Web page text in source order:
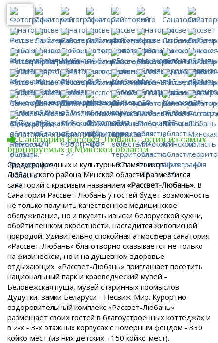
Санаторий Рассвет-Любань - один из самых
бронируемых в Минской области
Среди природных и культурных памятников
Любаньского района Минской области разместился
санаторий с красивым названием «Рассвет-Любань». В
Санатории Рассвет-Любань у гостей будет возможность
не только получить качественное медицинское
обслуживание, но и вкусить изыски белорусской кухни,
обойти пешком окрестности, насладится живописной
природой. Удивительно спокойная атмосфера санатория
«Рассвет-Любань» благотворно сказывается не только
на физическом, но и на душевном здоровье
отдыхающих. «Рассвет-Любань» приглашает посетить
национальный парк и краеведческий музей –
Беловежская пуща, музей старинных промыслов
Дудутки, замки Беларуси - Несвиж-Мир. Курортно-
оздоровительный комплекс «Рассвет-Любань»
размещает своих гостей в благоустроенных коттеджах и
в 2-х - 3-х этажных корпусах с номерным фондом - 330
койко-мест (из них детских - 150 койко-мест).